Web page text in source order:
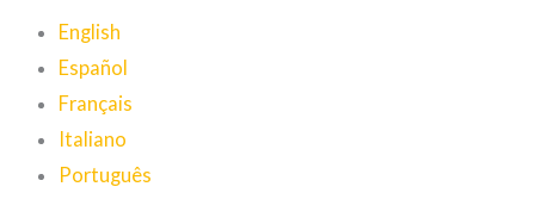
English
Español
Français
Italiano
Português